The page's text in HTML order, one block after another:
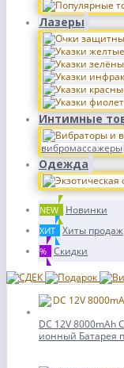
Лазеры
Интимные
вибромассажеры
Одежда
NEW Новинки
ХИТ Хиты продаж
% Скидки
DC 12V
ионный Батарея